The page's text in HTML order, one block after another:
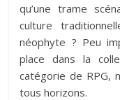
qu’une trame
culture
néophyte ? Peu
place dans la
catégorie de RPG,
tous horizons.